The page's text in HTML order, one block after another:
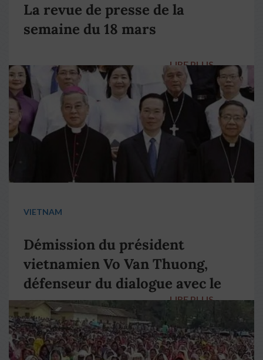
La revue de presse de la
semaine du 18 mars
LIRE PLUS →
VIETNAM
Démission du président
vietnamien Vo Van Thuong,
défenseur du dialogue avec le
pape François
LIRE PLUS →